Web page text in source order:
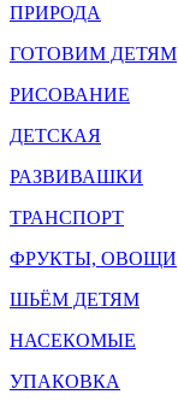
ПРИРОДА
ГОТОВИМ ДЕТЯМ
РИСОВАНИЕ
ДЕТСКАЯ
РАЗВИВАШКИ
ТРАНСПОРТ
ФРУКТЫ, ОВОЩИ
ШЬЁМ ДЕТЯМ
НАСЕКОМЫЕ
УПАКОВКА